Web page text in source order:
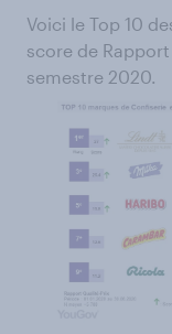
Voici le Top 10
score de
semestre 2020.